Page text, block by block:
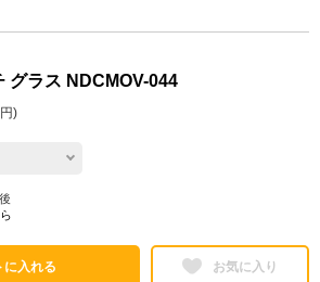
グラス NDCMOV-044
)
に入れる お気に入り